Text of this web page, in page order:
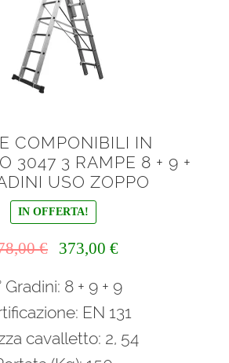
COMPONIBILI IN
3047 3 RAMPE 8 + 9 +
USO ZOPPO
IN OFFERTA!
€
originale
478,00 €.
373,00 €Il
attuale
373,00 €.
Gradini: 8 + 9 + 9
EN 131
cavalletto: 2, 54